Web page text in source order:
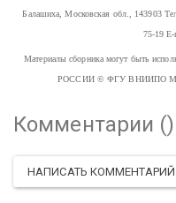
Балашиха, Московская обл., 143903
75-19
Материалы сборника могут быть
РОССИИ© ФГУ ВНИИПО
Комментарии ()
НАПИСАТЬ КОММЕНТАРИЙ